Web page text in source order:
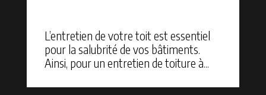
L’entretien de votre toit est essentiel
pour la salubrité de vos bâtiments.
Ainsi, pour un entretien de toiture à...